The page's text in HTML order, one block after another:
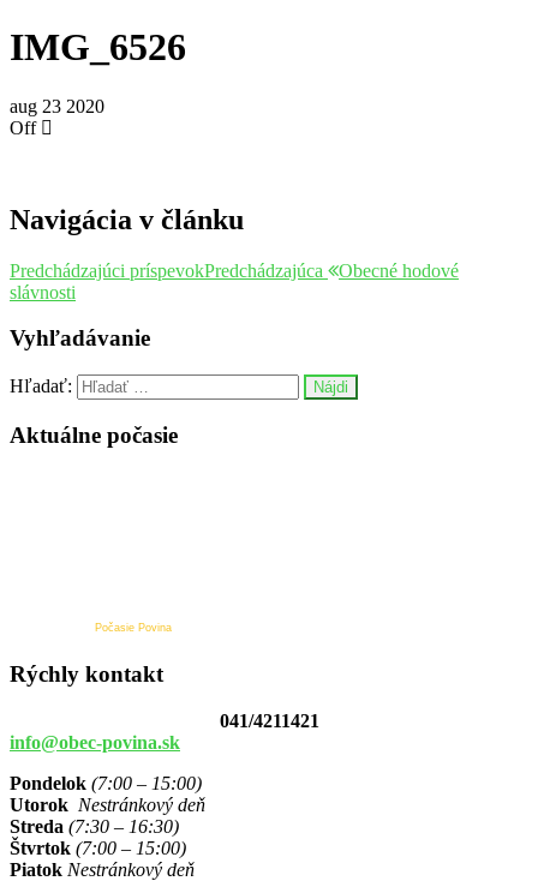
IMG_6526
aug 23 2020
Off
Navigácia v článku
Predchádzajúci príspevokPredchádzajúca
Obecné hodové
slávnosti
Vyhľadávanie
Hľadať:
Aktuálne počasie
Počasie Povina
Rýchly kontakt
041/4211421
info@obec-povina.sk
Pondelok (7:00 – 15:00)
Utorok Nestránkový deň
Streda (7:30 – 16:30)
Štvrtok (7:00 – 15:00)
Piatok Nestránkový deň